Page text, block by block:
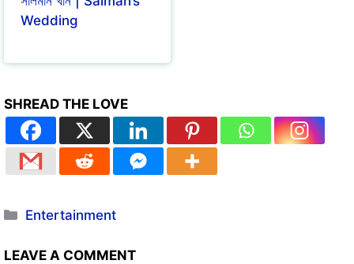
Wedding
SHREAD THE LOVE
Entertainment
LEAVE A COMMENT